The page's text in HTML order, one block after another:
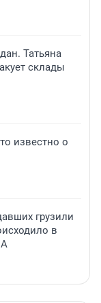
Татьяна
склады
известно о
грузили
в